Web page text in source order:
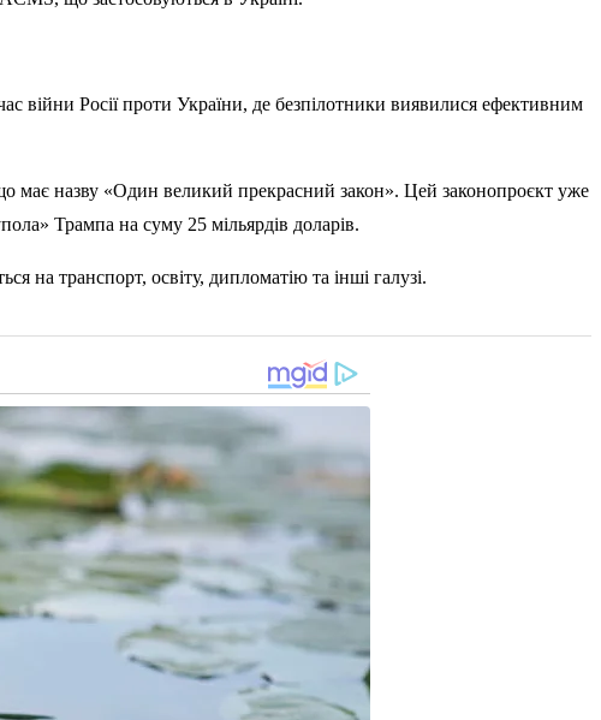
війни Росії проти України, де безпілотники виявилися ефективним
має назву «Один великий прекрасний закон». Цей законопроєкт уже
Трампа на суму 25 мільярдів доларів.
транспорт, освіту, дипломатію та інші галузі.